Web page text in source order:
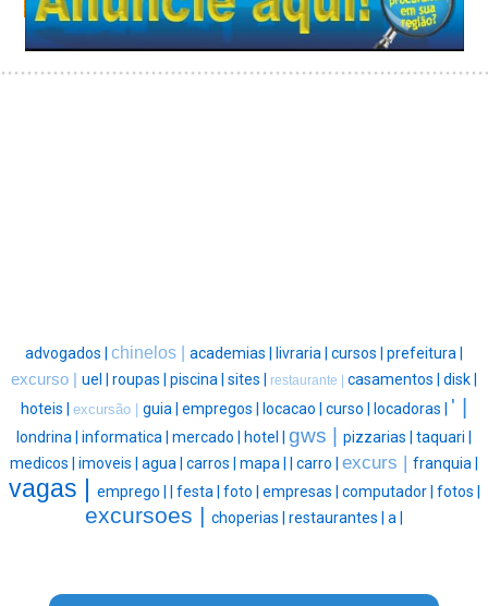
advogados | chinelos | academias | livraria | cursos | prefeitura |
excurso | uel | roupas | piscina | sites | restaurante | casamentos | disk |
hoteis | excursão | guia | empregos | locacao | curso | locadoras | ' |
londrina | informatica | mercado | hotel | gws | pizzarias | taquari |
medicos | imoveis | agua | carros | mapa | | carro | excurs | franquia |
vagas | emprego | | festa | foto | empresas | computador | fotos |
excursoes | choperias | restaurantes | a |